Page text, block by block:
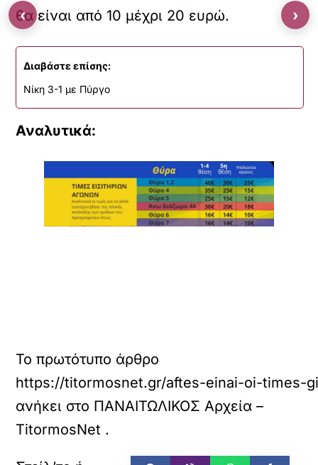
θα είναι από 10 μέχρι 20 ευρώ.
Διαβάστε επίσης:
Νίκη 3-1 με Πύργο
Αναλυτικά:
Το πρωτότυπο άρθρο
https://titormosnet.gr/aftes-einai-oi-times-
ανήκει στο ΠΑΝΑΙΤΩΛΙΚΟΣ Αρχεία –
TitormosNet .
‹ ›